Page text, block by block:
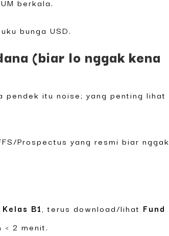
berkala.
bunga USD.
(biar lo nggak kena
pendek itu noise; yang penting lihat
Prospectus yang resmi biar nggak
B1, terus download/lihat Fund
2 menit.